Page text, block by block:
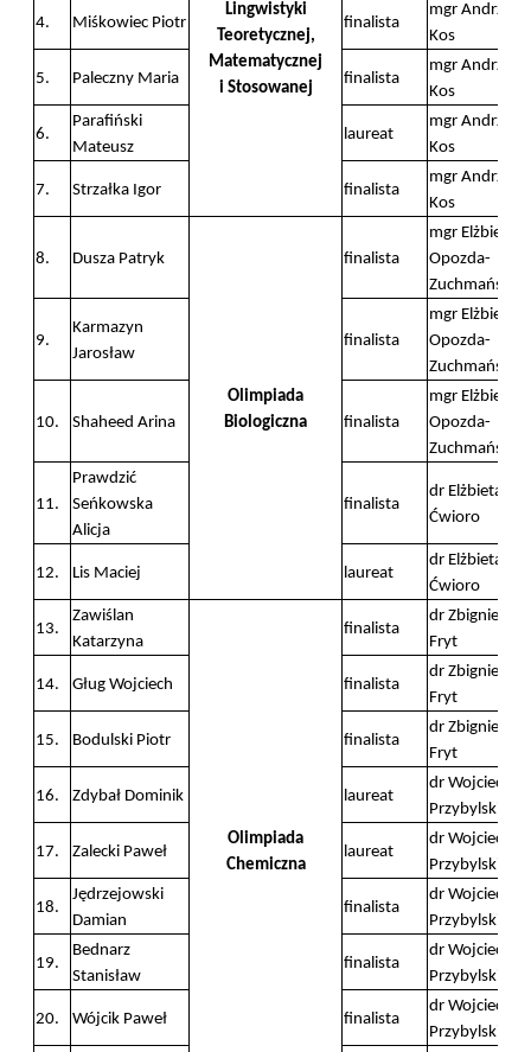
Lingwistyki
Teoretycznej,
Matematycznej
i Stosowanej
4. Miśkowiec Piotr finalista
mgr Andrzej
Kos
5. Paleczny Maria finalista
mgr Andrzej
Kos
6.
Parafiński
Mateusz
laureat
mgr Andrzej
Kos
7. Strzałka Igor finalista
mgr Andrzej
Kos
8. Dusza Patryk
Olimpiada
Biologiczna
finalista
mgr Elżbieta
Opozda-
Zuchmańska
9.
Karmazyn
Jarosław
finalista
mgr Elżbieta
Opozda-
Zuchmańska
10. Shaheed Arina finalista
mgr Elżbieta
Opozda-
Zuchmańska
11.
Prawdzić
Seńkowska
Alicja
finalista
dr Elżbieta
Ćwioro
12. Lis Maciej laureat
dr Elżbieta
Ćwioro
13.
Zawiślan
Katarzyna
Olimpiada
Chemiczna
finalista
dr Zbigniew
Fryt
14. Gług Wojciech finalista
dr Zbigniew
Fryt
15. Bodulski Piotr finalista
dr Zbigniew
Fryt
16. Zdybał Dominik laureat
dr Wojciech
Przybylski
17. Zalecki Paweł laureat
dr Wojciech
Przybylski
18.
Jędrzejowski
Damian
finalista
dr Wojciech
Przybylski
19.
Bednarz
Stanisław
finalista
dr Wojciech
Przybylski
20. Wójcik Paweł finalista
dr Wojciech
Przybylski